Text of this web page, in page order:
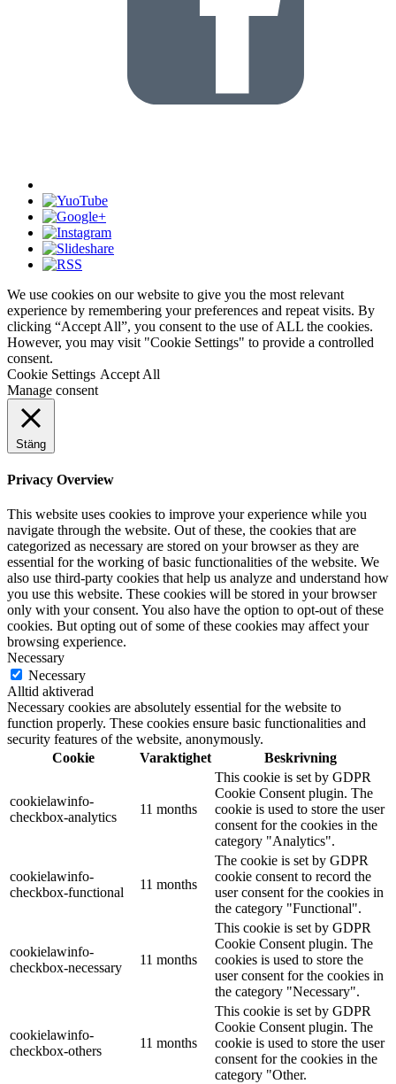
We use cookies on our website to give you the most relevant
experience by remembering your preferences and repeat visits. By
clicking “Accept All”, you consent to the use of ALL the cookies.
However, you may visit "Cookie Settings" to provide a controlled
consent.
Cookie Settings Accept All
Manage consent
Stäng
Privacy Overview
This website uses cookies to improve your experience while you
navigate through the website. Out of these, the cookies that are
categorized as necessary are stored on your browser as they are
essential for the working of basic functionalities of the website. We
also use third-party cookies that help us analyze and understand how
you use this website. These cookies will be stored in your browser
only with your consent. You also have the option to opt-out of these
cookies. But opting out of some of these cookies may affect your
browsing experience.
Necessary
Necessary
Alltid aktiverad
Necessary cookies are absolutely essential for the website to
function properly. These cookies ensure basic functionalities and
security features of the website, anonymously.
Cookie
Varaktighet Beskrivning
cookielawinfo-
checkbox-analytics
11 months
This cookie is set by GDPR
Cookie Consent plugin. The
cookie is used to store the user
consent for the cookies in the
category "Analytics".
cookielawinfo-
checkbox-functional
11 months
The cookie is set by GDPR
cookie consent to record the
user consent for the cookies in
the category "Functional".
cookielawinfo-
checkbox-necessary
11 months
This cookie is set by GDPR
Cookie Consent plugin. The
cookies is used to store the
user consent for the cookies in
the category "Necessary".
cookielawinfo-
checkbox-others
11 months
This cookie is set by GDPR
Cookie Consent plugin. The
cookie is used to store the user
consent for the cookies in the
category "Other.